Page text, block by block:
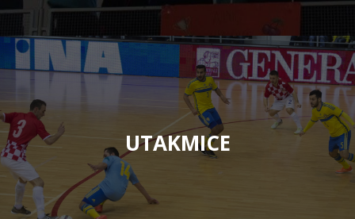
UTAKMICE